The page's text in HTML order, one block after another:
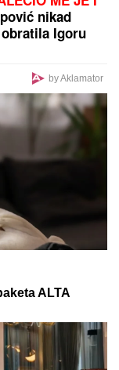
uz Mesija
su uradili
oca
napušta
TO NAM JE
sa
zahtev: